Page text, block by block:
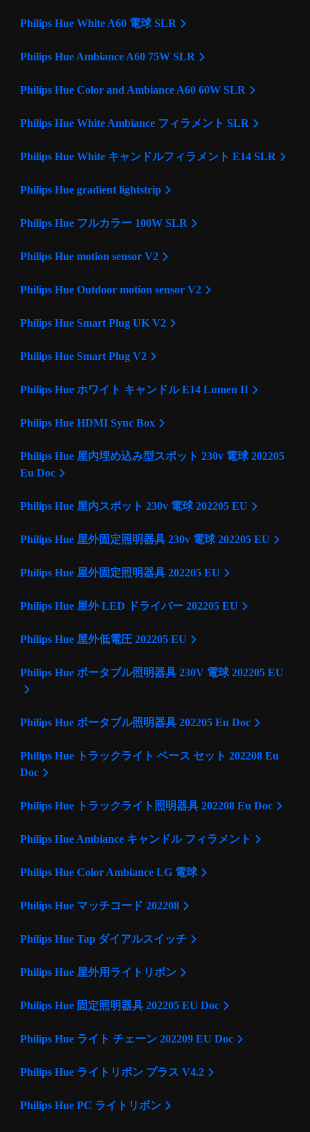
Philips Hue White A60 電球 SLR
Philips Hue Ambiance A60 75W SLR
Philips Hue Color and Ambiance A60 60W SLR
Philips Hue White Ambiance フィラメント SLR
Philips Hue White キャンドルフィラメント E14 SLR
Philips Hue gradient lightstrip
Philips Hue フルカラー 100W SLR
Philips Hue motion sensor V2
Philips Hue Outdoor motion sensor V2
Philips Hue Smart Plug UK V2
Philips Hue Smart Plug V2
Philips Hue ホワイト キャンドル E14 Lumen II
Philips Hue HDMI Sync Box
Philips Hue 屋内埋め込み型スポット 230v 電球 202205
Eu Doc
Philips Hue 屋内スポット 230v 電球 202205 EU
Philips Hue 屋外固定照明器具 230v 電球 202205 EU
Philips Hue 屋外固定照明器具 202205 EU
Philips Hue 屋外 LED ドライバー 202205 EU
Philips Hue 屋外低電圧 202205 EU
Philips Hue ポータブル照明器具 230V 電球 202205 EU
Philips Hue ポータブル照明器具 202205 Eu Doc
Philips Hue トラックライト ベース セット 202208 Eu
Doc
Philips Hue トラックライト照明器具 202208 Eu Doc
Philips Hue Ambiance キャンドル フィラメント
Philips Hue Color Ambiance LG 電球
Philips Hue マッチコード 202208
Philips Hue Tap ダイアルスイッチ
Philips Hue 屋外用ライトリボン
Philips Hue 固定照明器具 202205 EU Doc
Philips Hue ライト チェーン 202209 EU Doc
Philips Hue ライトリボン プラス V4.2
Philips Hue PC ライトリボン